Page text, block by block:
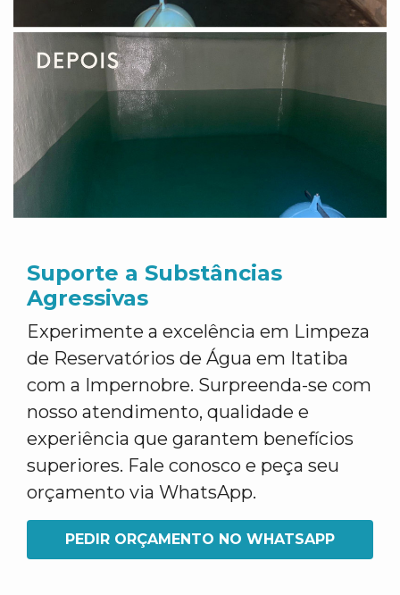
Suporte a Substâncias
Agressivas
Experimente a excelência em Limpeza
de Reservatórios de Água em Itatiba
com a Impernobre. Surpreenda-se com
nosso atendimento, qualidade e
experiência que garantem benefícios
superiores. Fale conosco e peça seu
orçamento via WhatsApp.
PEDIR ORÇAMENTO NO WHATSAPP